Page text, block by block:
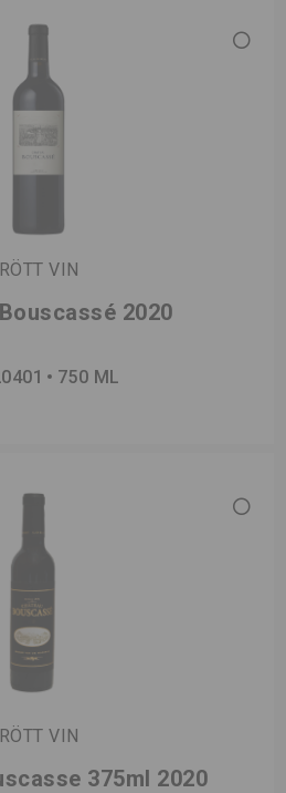
RÖTT VIN
2020
750 ML
RÖTT VIN
375ml 2020